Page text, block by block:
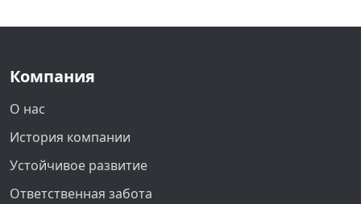
Компания
О нас
История компании
Устойчивое развитие
Ответственная забота